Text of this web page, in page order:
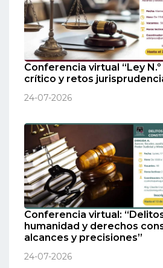
Conferencia virtual “Ley
crítico y retos
24-07-2026
Conferencia virtual:
humanidad y derechos
alcances y precisiones”
24-07-2026